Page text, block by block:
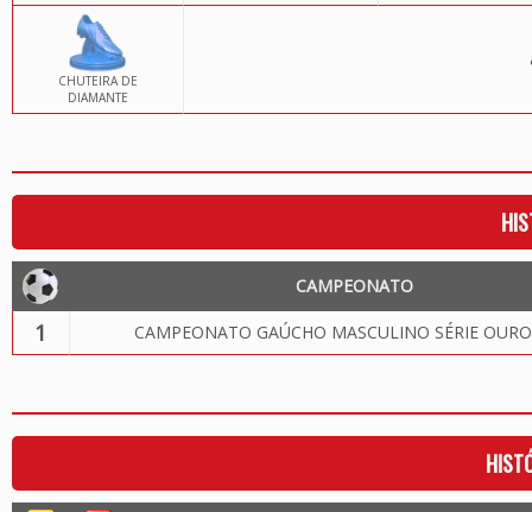
CHUTEIRA DE
DIAMANTE
CAMPEONATO
1 CAMPEONATO GAÚCHO MASCULINO SÉRIE